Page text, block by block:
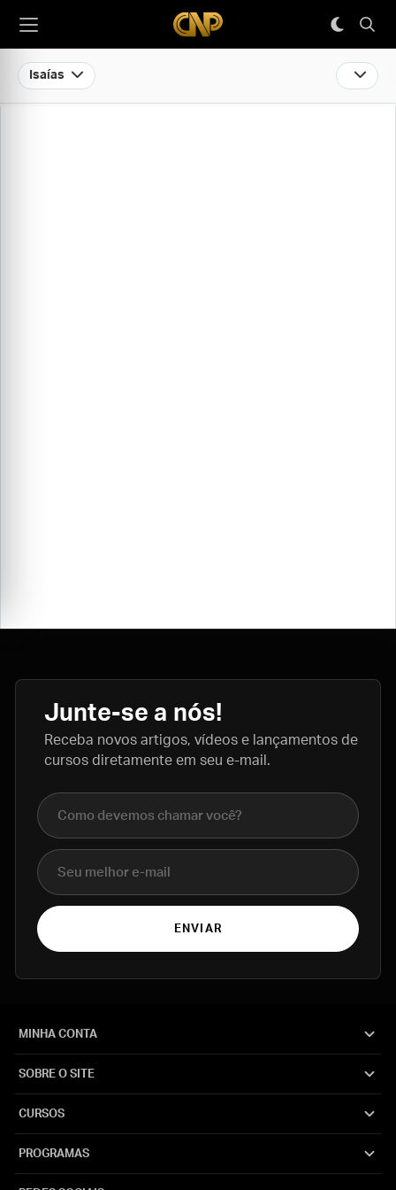
Isaías
Junte-se a nós!
Receba novos artigos, vídeos e lançamentos de
cursos diretamente em seu e-mail.
Nome completo
E-mail
ENVIAR
MINHA CONTA
SOBRE O SITE
CURSOS
PROGRAMAS